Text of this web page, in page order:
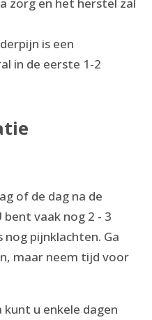
is een
in de eerste 1-2
of de dag na de
vaak nog 2 - 3
pijnklachten. Ga
maar neem tijd voor
kunt u enkele dagen